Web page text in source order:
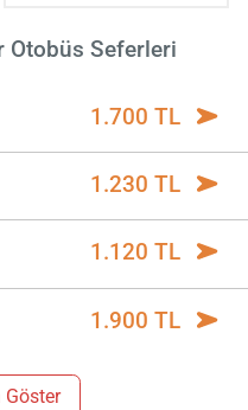
Otobüs Seferleri
1.700 TL
1.230 TL
1.120 TL
1.900 TL
Göster